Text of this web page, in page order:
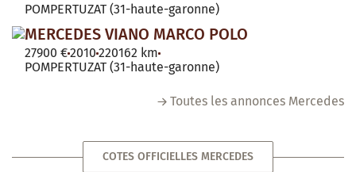
POMPERTUZAT (31-haute-garonne)
MERCEDES VIANO MARCO POLO
27900 €2010 220162 km
POMPERTUZAT (31-haute-garonne)
Toutes les annonces Mercedes
COTES OFFICIELLES MERCEDES